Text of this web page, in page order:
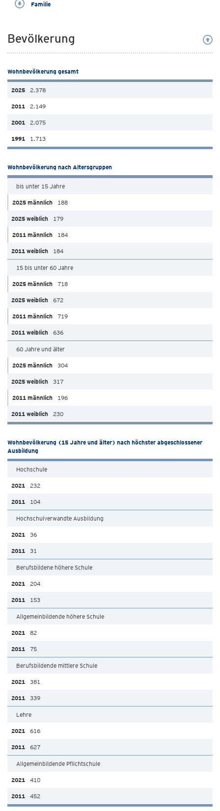
Familie
Bevölkerung
Wohnbevölkerung gesamt
2.378
2.149
2.075
1.713
Wohnbevölkerung nach Altersgruppen
bis unter 15 Jahre
188
179
184
184
15 bis unter 60 Jahre
718
672
719
636
60 Jahre und älter
304
317
196
230
Wohnbevölkerung (15 Jahre und älter) nach höchster abgeschlossener
Ausbildung
Hochschule
232
104
Hochschulverwandte Ausbildung
36
31
Berufsbildene höhere Schule
204
153
Allgemeinbildende höhere Schule
82
75
Berufsbildende mittlere Schule
381
339
Lehre
616
627
Allgemeinbildende Pflichtschule
410
452